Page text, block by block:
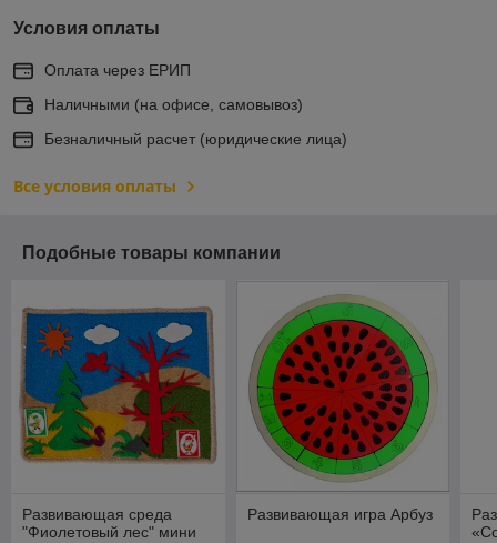
Условия оплаты
Оплата через ЕРИП
Наличными (на офисе, самовывоз)
Безналичный расчет (юридические лица)
Все условия оплаты
Подобные товары компании
Развивающая среда
"Фиолетовый лес" мини
Развивающая игра Арбуз